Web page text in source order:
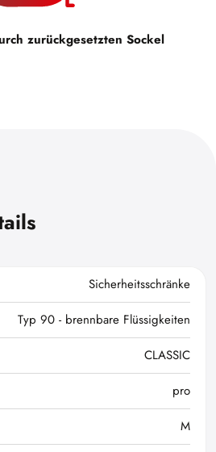
zurückgesetzten Sockel
Sicherheitsschränke
Typ 90 - brennbare Flüssigkeiten
CLASSIC
pro
M